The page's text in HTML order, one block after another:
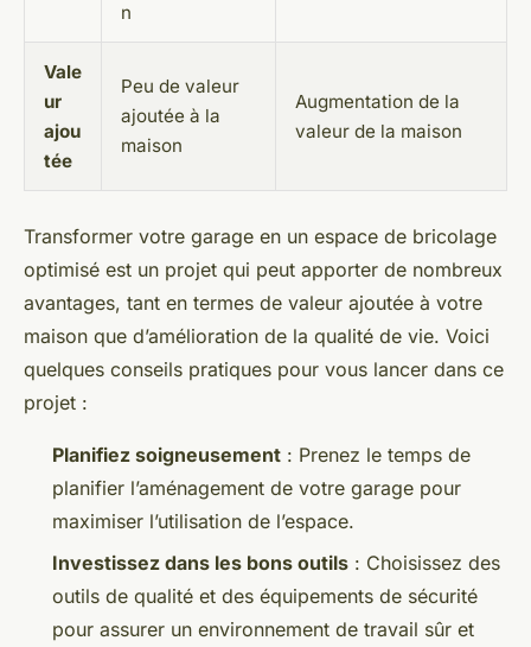
n
Vale
ur
ajou
tée
Peu de valeur
ajoutée à la
maison
Augmentation de la
valeur de la maison
Transformer votre garage en un espace de bricolage
optimisé est un projet qui peut apporter de nombreux
avantages, tant en termes de valeur ajoutée à votre
maison que d’amélioration de la qualité de vie. Voici
quelques conseils pratiques pour vous lancer dans ce
projet :
Planifiez soigneusement : Prenez le temps de
planifier l’aménagement de votre garage pour
maximiser l’utilisation de l’espace.
Investissez dans les bons outils : Choisissez des
outils de qualité et des équipements de sécurité
pour assurer un environnement de travail sûr et